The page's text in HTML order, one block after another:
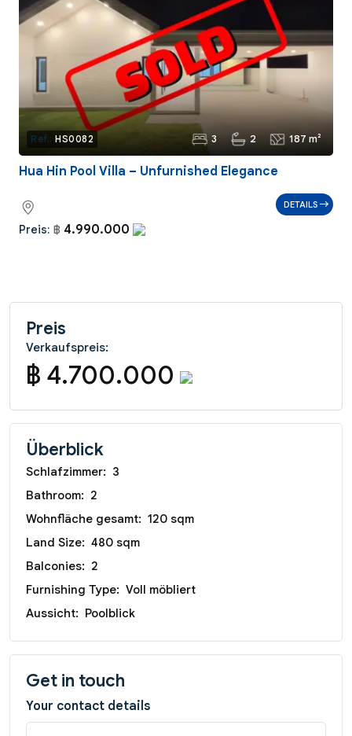
Ref.: HS0082 3 2 187 m²
Hua Hin Pool Villa – Unfurnished Elegance
Preis: ฿ 4.990.000
DETAILS
Preis
Verkaufspreis:
฿ 4.700.000
Überblick
Schlafzimmer: 3
Bathroom: 2
Wohnfläche gesamt: 120 sqm
Land Size: 480 sqm
Balconies: 2
Furnishing Type: Voll möbliert
Aussicht: Poolblick
Get in touch
Your contact details